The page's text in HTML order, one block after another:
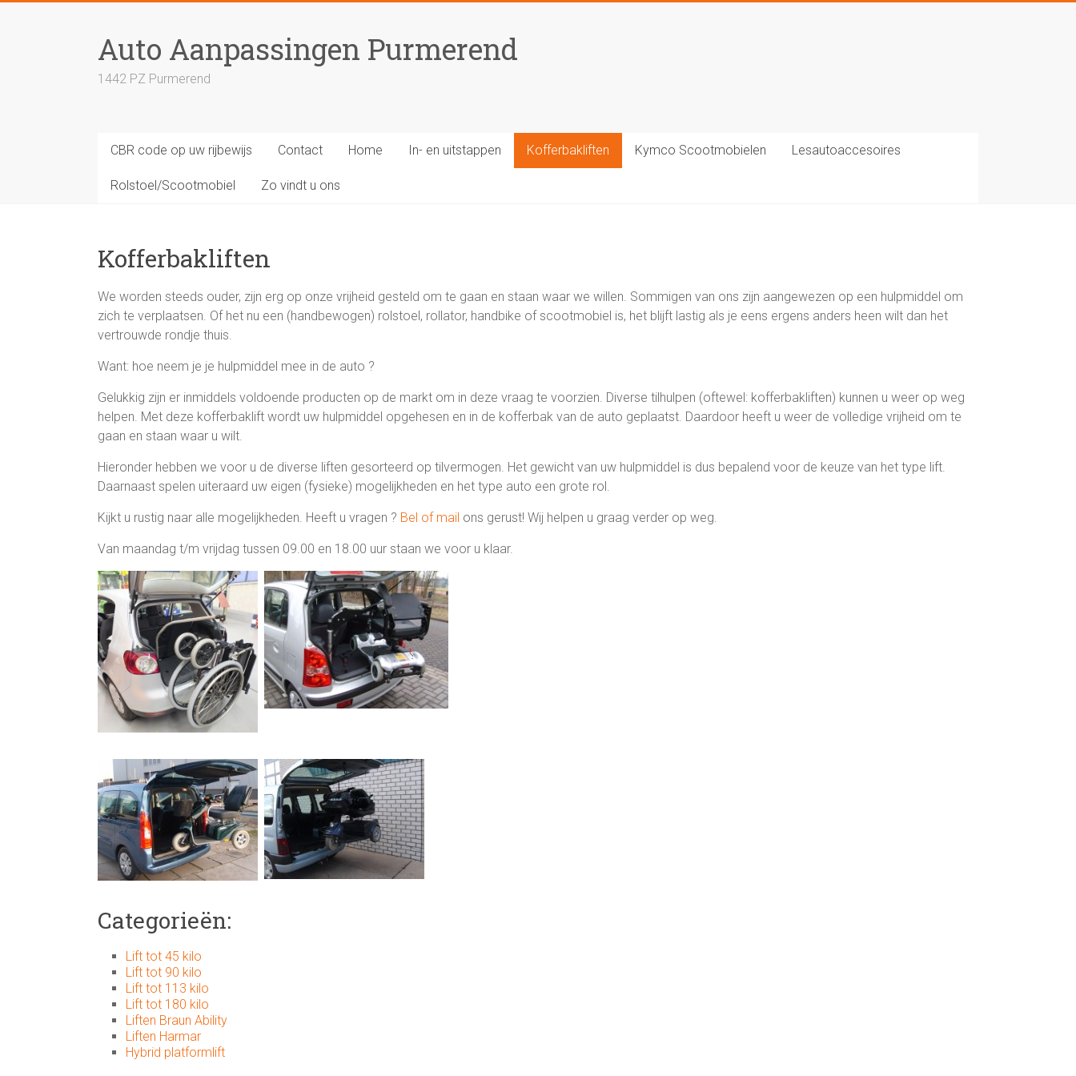
Auto Aanpassingen Purmerend
1442 PZ Purmerend
CBR code op uw rijbewijs Contact Home In- en uitstappen Kofferbakliften Kymco Scootmobielen Lesautoaccesoires
Rolstoel/Scootmobiel Zo vindt u ons
Kofferbakliften
We worden steeds ouder, zijn erg op onze vrijheid gesteld om te gaan en staan waar we willen. Sommigen van ons zijn aangewezen op een hulpmiddel om
zich te verplaatsen. Of het nu een (handbewogen) rolstoel, rollator, handbike of scootmobiel is, het blijft lastig als je eens ergens anders heen wilt dan het
vertrouwde rondje thuis.
Want: hoe neem je je hulpmiddel mee in de auto ?
Gelukkig zijn er inmiddels voldoende producten op de markt om in deze vraag te voorzien. Diverse tilhulpen (oftewel: kofferbakliften) kunnen u weer op weg
helpen. Met deze kofferbaklift wordt uw hulpmiddel opgehesen en in de kofferbak van de auto geplaatst. Daardoor heeft u weer de volledige vrijheid om te
gaan en staan waar u wilt.
Hieronder hebben we voor u de diverse liften gesorteerd op tilvermogen. Het gewicht van uw hulpmiddel is dus bepalend voor de keuze van het type lift.
Daarnaast spelen uiteraard uw eigen (fysieke) mogelijkheden en het type auto een grote rol.
Kijkt u rustig naar alle mogelijkheden. Heeft u vragen ? Bel of mail ons gerust! Wij helpen u graag verder op weg.
Van maandag t/m vrijdag tussen 09.00 en 18.00 uur staan we voor u klaar.
Categorieën:
Lift tot 45 kilo
Lift tot 90 kilo
Lift tot 113 kilo
Lift tot 180 kilo
Liften Braun Ability
Liften Harmar
Hybrid platformlift